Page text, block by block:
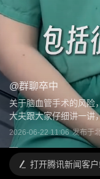
@群聊卒中
关于脑血管手术的风险
大夫跟大家仔细讲一讲
2026-06-22 11:06 发布于
打开腾讯新闻客